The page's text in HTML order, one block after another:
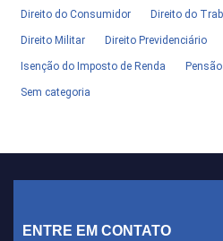
Direito do Consumidor Direito do
Direito Militar Direito Previdenciário
Isenção do Imposto de Renda Pensão
Sem categoria
ENTRE EM CONTATO